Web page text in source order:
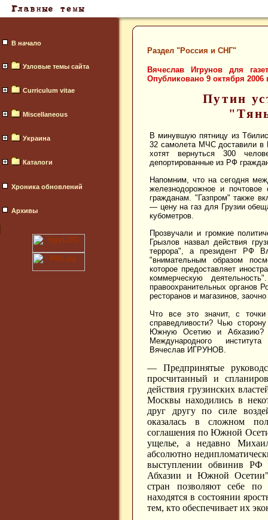
В начало
Узловые темы сайта
Curriculum vitae
Miscellaneous
Украина
Каталоги
Хроника обновлений
Архивы
Раздел "Россия и СНГ"
Вячеслав Игрунов для
Опубликовано 9 октября 2006
Путин
В минувшую пятницу из
32 самолета МЧС доставили в
хотят вернуться 300
депортированные из РФ
Напомним, что на сегодня
железнодорожное и
гражданам. "Газпром" также
— цену на газ для Грузии
кубометров.
Прозвучали и громкие
Грызлов назвал действия
террора", а президент РФ
"внимательным образом
которое предоставляет
коммерческую
правоохранительных органов
ресторанов и магазинов,
Что все это значит, с
справедливости? Чью
Южную Осетию и Абхазию?
Международного института
Вячеслав ИГРУНОВ.
— Предпринятые
просчитанный и
действия грузинских
Москвы находились в
друг другу по силе
оказалась в сложном
соглашения по Южной
ущелье, а недавно
абсолютно
выступлении обвинив РФ
Абхазии и Южной
стран позволяют себе
находятся в состоянии
тем, кто обеспечивает их